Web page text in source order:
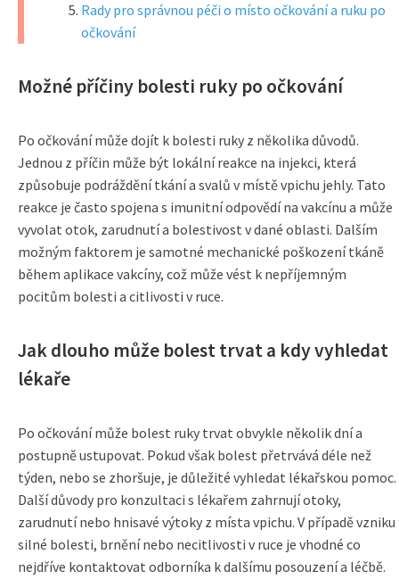
Rady pro správnou péči o místo očkování a ruku po
očkování
Možné příčiny bolesti ruky po očkování
Po očkování může dojít k bolesti ruky z několika důvodů.
Jednou z příčin může být lokální reakce na injekci, která
způsobuje podráždění tkání a svalů v místě vpichu jehly. Tato
reakce je často spojena s imunitní odpovědí na vakcínu a může
vyvolat otok, zarudnutí a bolestivost v dané oblasti. Dalším
možným faktorem je samotné mechanické poškození tkáně
během aplikace vakcíny, což může vést k nepříjemným
pocitům bolesti a citlivosti v ruce.
Jak dlouho může bolest trvat a kdy vyhledat
lékaře
Po očkování může bolest ruky trvat obvykle několik dní a
postupně ustupovat. Pokud však bolest přetrvává déle než
týden, nebo se zhoršuje, je důležité vyhledat lékařskou pomoc.
Další důvody pro konzultaci s lékařem zahrnují otoky,
zarudnutí nebo hnisavé výtoky z místa vpichu. V případě vzniku
silné bolesti, brnění nebo necitlivosti v ruce je vhodné co
nejdříve kontaktovat odborníka k dalšímu posouzení a léčbě.